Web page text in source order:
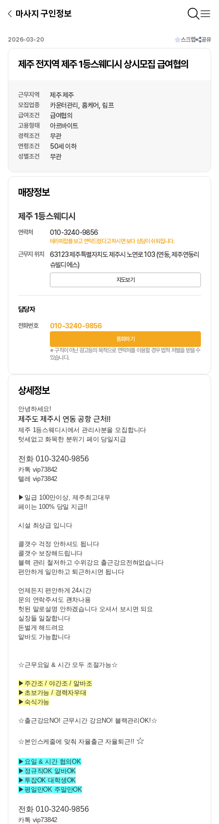
마사지 구인정보
2026-03-20 스크랩 공유
제주 전지역 제주 1등스웨디시 상시모집 급여협의
근무지역 제주 제주
모집업종 카운터관리 홈케어 림프
급여조건 급여협의
고용형태 아르바이트
경력조건 무관
연령조건 50세 이하
성별조건 무관
매장정보
상호명
제주 1등스웨디시
연락처 010-3240-9856
테라피잡를 보고 연락드렸다고 하시면 보다 상담이 쉬워집니다.
근무지 위치
63123 제주특별자치도 제주시 노연로 103 (연동, 제주연동리
슈빌디에스)
지도보기
담당자
전화번호 010-3240-9856
통화하기
※ 구직이 아닌 광고등의 목적으로 연락처를 이용할 경우 법적 처벌을 받을 수
있습니다.
상세정보
안녕하세요!
제주도 제주시 연동 공항 근처!!
제주 1등스웨디시에서 관리사분을 모집합니다
텃세없고 화목한 분위기 페이 당일지급
전화 010-3240-9856
카톡 vip73842
텔레 vip73842
▶ 일급 100만이상, 제주최고대우
페이는 100% 당일 지급!!
시설 최상급 입니다
콜갯수 걱정 안하셔도 됩니다
콜갯수 보장해드립니다
블랙 관리 철저하고 수위강요 출근강요전혀없습니다
편안하게 일만하고 퇴근하시면 됩니다
언제든지 편안하게 24시간
문의 연락주셔도 괜차나용
헛된 말로설명 안하겠습니다 오셔서 보시면 되요
실장들 일잘합니다
돈벌게 해드려요
알바도 가능합니다
☆근무요일 & 시간 모두 조절가능☆
▶주간조 / 야간조 / 알바조
▶초보가능 / 경력자우대
▶숙식가능
☆출근강요NO! 근무시간 강요NO! 블랙관리OK!☆
☆본인스케줄에 맞춰 자율출근 자율퇴근!! ☆
▶요일 & 시간 협의OK
▶정규직OK 알바OK
▶투잡OK 대학생OK
▶평일만OK 주말만OK
전화 010-3240-9856
카톡 vip73842